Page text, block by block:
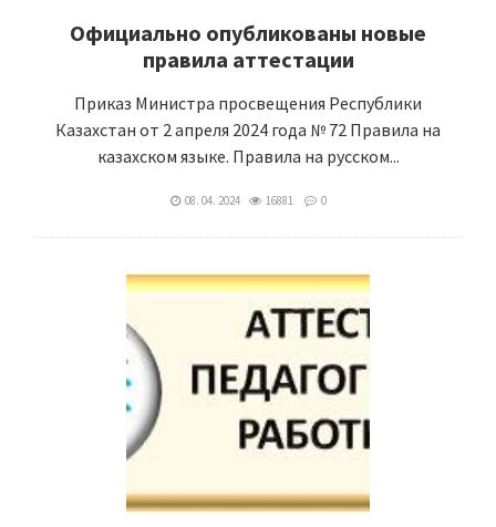
Официально опубликованы новые
правила аттестации
Приказ Министра просвещения Республики
Казахстан от 2 апреля 2024 года № 72 Правила на
казахском языке. Правила на русском...
08. 04. 2024 16881 0